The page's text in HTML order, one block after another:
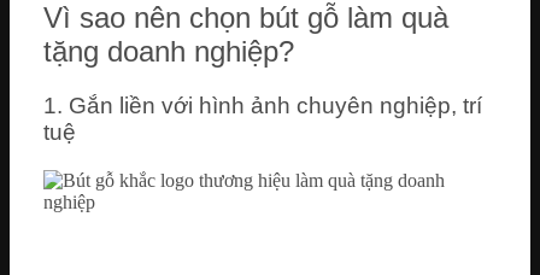
Vì sao nên chọn bút gỗ làm quà
tặng doanh nghiệp?
1. Gắn liền với hình ảnh chuyên nghiệp, trí
tuệ